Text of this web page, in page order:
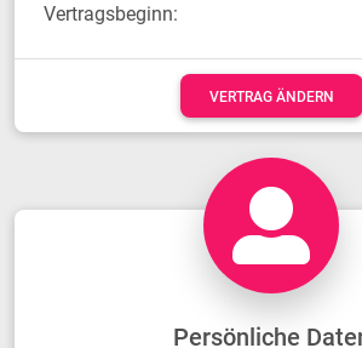
Vertragsbeginn:
VERTRAG ÄNDERN
Persönliche